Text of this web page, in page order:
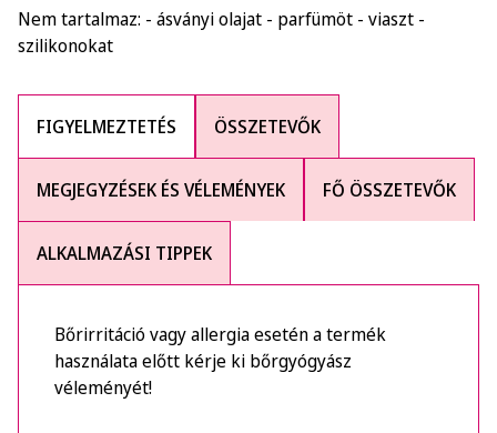
Nem tartalmaz: - ásványi olajat - parfümöt - viaszt -
szilikonokat
FIGYELMEZTETÉS ÖSSZETEVŐK
MEGJEGYZÉSEK ÉS VÉLEMÉNYEK FŐ ÖSSZETEVŐK
ALKALMAZÁSI TIPPEK
Bőrirritáció vagy allergia esetén a termék
használata előtt kérje ki bőrgyógyász
véleményét!